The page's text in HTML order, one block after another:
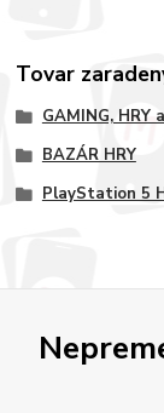
Tovar
GAMING, HRY
BAZÁR HRY
PlayStation 5